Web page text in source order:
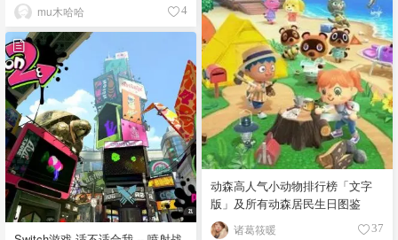
mu木哈哈 4
动森高人气小动物排行榜「文字
版」及所有动森居民生日图鉴
诸葛筱暖 37